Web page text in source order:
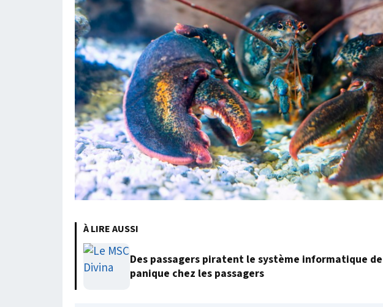
À LIRE AUSSI
Des passagers piratent le système informatique
panique chez les passagers